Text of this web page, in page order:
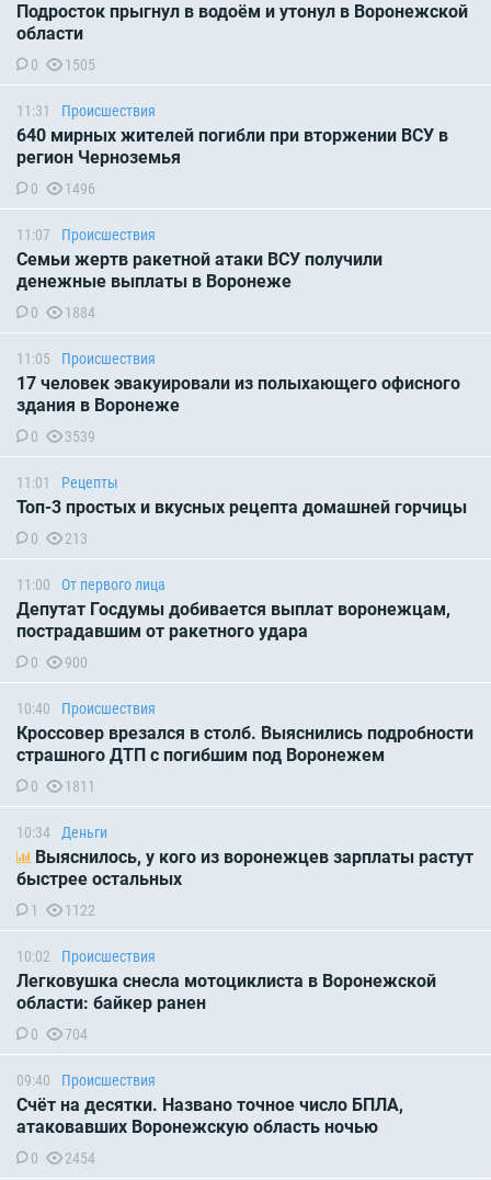
Подросток прыгнул в водоём и утонул в Воронежской
области
0 1505
11:31 Происшествия
640 мирных жителей погибли при вторжении ВСУ в
регион Черноземья
0 1496
11:07 Происшествия
Семьи жертв ракетной атаки ВСУ получили
денежные выплаты в Воронеже
0 1884
11:05 Происшествия
17 человек эвакуировали из полыхающего офисного
здания в Воронеже
0 3539
11:01 Рецепты
Топ-3 простых и вкусных рецепта домашней горчицы
0 213
11:00 От первого лица
Депутат Госдумы добивается выплат воронежцам,
пострадавшим от ракетного удара
0 900
10:40 Происшествия
Кроссовер врезался в столб. Выяснились подробности
страшного ДТП с погибшим под Воронежем
0 1811
10:34 Деньги
Выяснилось, у кого из воронежцев зарплаты растут
быстрее остальных
1 1122
10:02 Происшествия
Легковушка снесла мотоциклиста в Воронежской
области: байкер ранен
0 704
09:40 Происшествия
Счёт на десятки. Названо точное число БПЛА,
атаковавших Воронежскую область ночью
0 2454